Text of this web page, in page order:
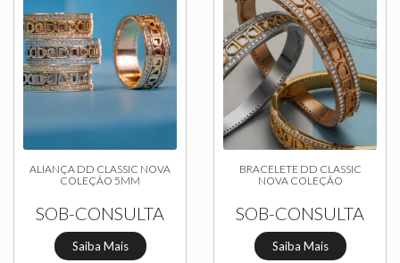
ALIANÇA DD CLASSIC NOVA
COLEÇÃO 5MM
SOB-CONSULTA
Saiba Mais
BRACELETE DD CLASSIC
NOVA COLEÇÃO
SOB-CONSULTA
Saiba Mais